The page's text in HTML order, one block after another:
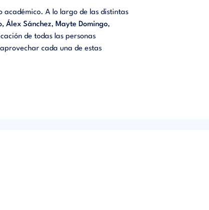
académico. A lo largo de las distintas
, Álex Sánchez, Mayte Domingo,
de todas las personas
cada una de estas